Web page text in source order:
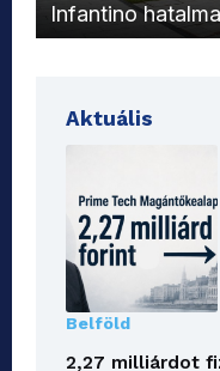
Infantino
Aktuális
Belföld
2,27 milliárdot